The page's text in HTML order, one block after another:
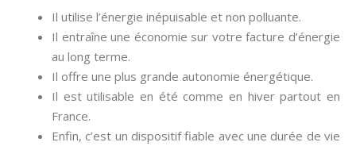
Il utilise l’énergie inépuisable et non polluante.
Il entraîne une économie sur votre facture d’énergie
au long terme.
Il offre une plus grande autonomie énergétique.
Il est utilisable en été comme en hiver partout en
France.
Enfin, c’est un dispositif fiable avec une durée de vie